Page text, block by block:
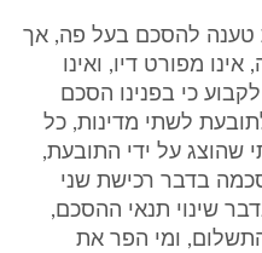
טענה להסכם בעל פה, אך
מפורט דיו, ואינו
כי בפנינו הסכם
לשתי מדינות, כל
שהוצג על ידי התובעת,
בדבר רכישת שני
שינוי תנאי ההסכם,
ומי הפר את